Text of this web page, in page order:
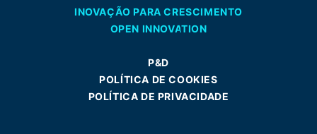
INOVAÇÃO PARA CRESCIMENTO
OPEN INNOVATION
P&D
POLÍTICA DE COOKIES
POLÍTICA DE PRIVACIDADE